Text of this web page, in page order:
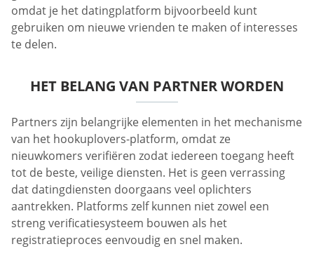
omdat je het datingplatform bijvoorbeeld kunt
gebruiken om nieuwe vrienden te maken of interesses
te delen.
HET BELANG VAN PARTNER WORDEN
Partners zijn belangrijke elementen in het mechanisme
van het hookuplovers-platform, omdat ze
nieuwkomers verifiëren zodat iedereen toegang heeft
tot de beste, veilige diensten. Het is geen verrassing
dat datingdiensten doorgaans veel oplichters
aantrekken. Platforms zelf kunnen niet zowel een
streng verificatiesysteem bouwen als het
registratieproces eenvoudig en snel maken.